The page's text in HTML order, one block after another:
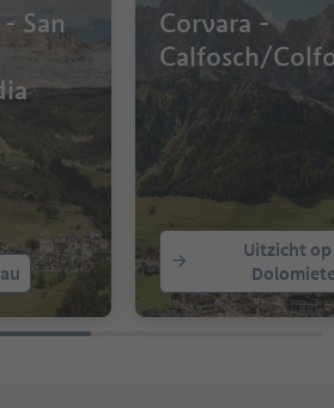
San
Corvara -
Calfosch/
Uitzicht op